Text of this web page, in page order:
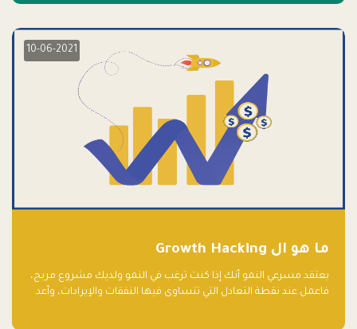
10-06-2021
ما هو ال Growth Hacking
يعتقد مسرعي النمو أنك إذا كنت ترغب في النمو ولديك مشروع مربح،
فاعمل عند نقطة التعادل التي تتساوى فيها النفقات والإيرادات، وأعد